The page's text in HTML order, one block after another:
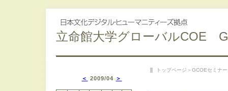
立命館大学グローバルCOE
＜ 2009/04 ＞
トップページ ＞ GCOEセミナー